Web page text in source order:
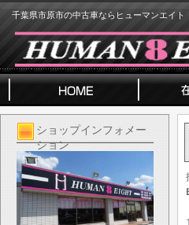
千葉県市原市の中古車ならヒューマンエイト
ショップインフォメー
ション